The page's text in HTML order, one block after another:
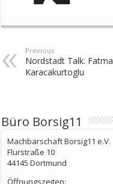
Previous
Nordstadt Talk: Fatma
Karacakurtoglu
Büro Borsig11
Machbarschaft Borsig11 e.V.
Flurstraße 10
44145 Dortmund
Öffnungszeiten: